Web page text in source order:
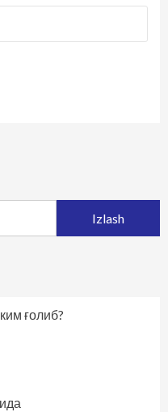
ғолиб?